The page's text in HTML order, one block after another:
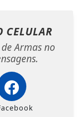
CELULAR
Armas no